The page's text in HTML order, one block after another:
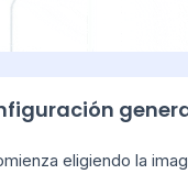
eligiendo la